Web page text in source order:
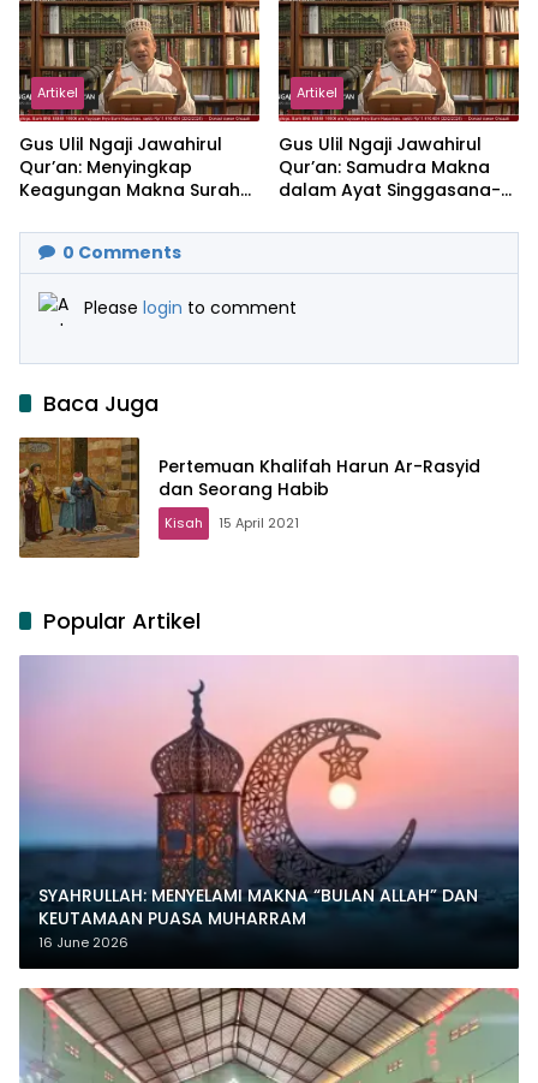
Artikel
Gus Ulil Ngaji Jawahirul
Qur’an: Menyingkap
Keagungan Makna Surah
Artikel
Gus Ulil Ngaji Jawahirul
Qur’an: Samudra Makna
dalam Ayat Singgasana-
0 Comments
Please login to comment
Baca Juga
Pertemuan Khalifah Harun Ar-Rasyid
dan Seorang Habib
Kisah 15 April 2021
Popular Artikel
SYAHRULLAH: MENYELAMI MAKNA “BULAN ALLAH” DAN
KEUTAMAAN PUASA MUHARRAM
16 June 2026